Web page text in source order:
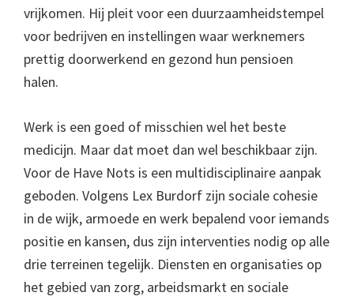
vrijkomen. Hij pleit voor een duurzaamheidstempel
voor bedrijven en instellingen waar werknemers
prettig doorwerkend en gezond hun pensioen
halen.
Werk is een goed of misschien wel het beste
medicijn. Maar dat moet dan wel beschikbaar zijn.
Voor de Have Nots is een multidisciplinaire aanpak
geboden. Volgens Lex Burdorf zijn sociale cohesie
in de wijk, armoede en werk bepalend voor iemands
positie en kansen, dus zijn interventies nodig op alle
drie terreinen tegelijk. Diensten en organisaties op
het gebied van zorg, arbeidsmarkt en sociale